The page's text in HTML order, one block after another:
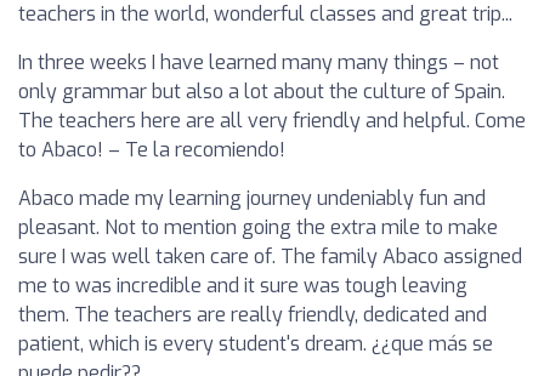
teachers in the world, wonderful classes and great trip...
In three weeks I have learned many many things – not
only grammar but also a lot about the culture of Spain.
The teachers here are all very friendly and helpful. Come
to Abaco! – Te la recomiendo!
Abaco made my learning journey undeniably fun and
pleasant. Not to mention going the extra mile to make
sure I was well taken care of. The family Abaco assigned
me to was incredible and it sure was tough leaving
them. The teachers are really friendly, dedicated and
patient, which is every student's dream. ¿¿que más se